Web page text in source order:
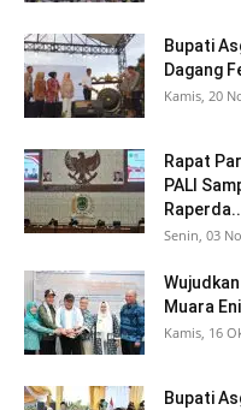
Bupati
Dagang
Kamis, 20
Rapat
PALI
Senin, 03
Muara
Kamis, 16
Bupati